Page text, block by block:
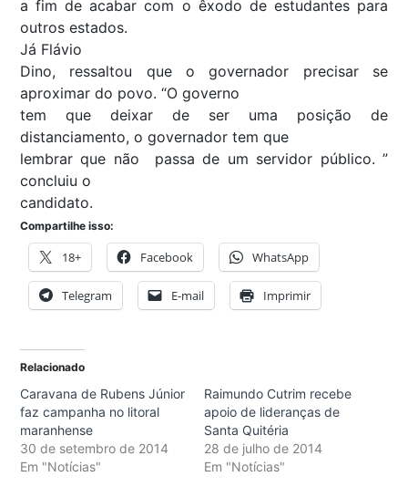
a fim de acabar com o êxodo de estudantes para
outros estados.
Já Flávio
Dino, ressaltou que o governador precisar se
aproximar do povo. “O governo
tem que deixar de ser uma posição de
distanciamento, o governador tem que
lembrar que não passa de um servidor público. ”
concluiu o
candidato.
Compartilhe isso:
18+ Facebook WhatsApp
Telegram E-mail Imprimir
Relacionado
Caravana de Rubens Júnior
faz campanha no litoral
maranhense
30 de setembro de 2014
Em "Notícias"
Raimundo Cutrim recebe
apoio de lideranças de
Santa Quitéria
28 de julho de 2014
Em "Notícias"